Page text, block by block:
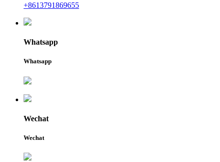
+8613791869655
Whatsapp
Whatsapp
Wechat
Wechat